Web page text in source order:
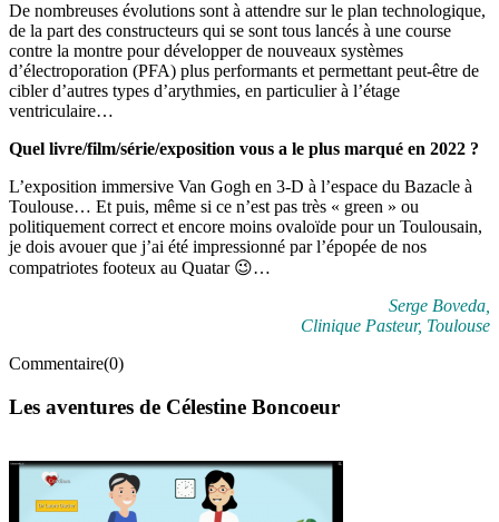
De nombreuses évolutions sont à attendre sur le plan technologique,
de la part des constructeurs qui se sont tous lancés à une course
contre la montre pour développer de nouveaux systèmes
d’électroporation (PFA) plus performants et permettant peut-être de
cibler d’autres types d’arythmies, en particulier à l’étage
ventriculaire…
Quel livre/film/série/exposition vous a le plus marqué en 2022 ?
L’exposition immersive Van Gogh en 3-D à l’espace du Bazacle à
Toulouse… Et puis, même si ce n’est pas très « green » ou
politiquement correct et encore moins ovaloïde pour un Toulousain,
je dois avouer que j’ai été impressionné par l’épopée de nos
compatriotes footeux au Quatar 😉…
Serge Boveda,
Clinique Pasteur, Toulouse
Commentaire(0)
Les aventures de Célestine Boncoeur